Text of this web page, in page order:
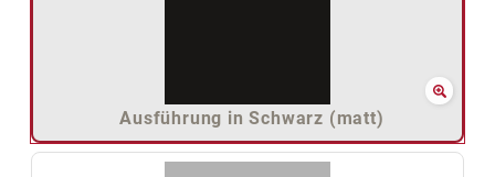
Ausführung in Schwarz (matt)